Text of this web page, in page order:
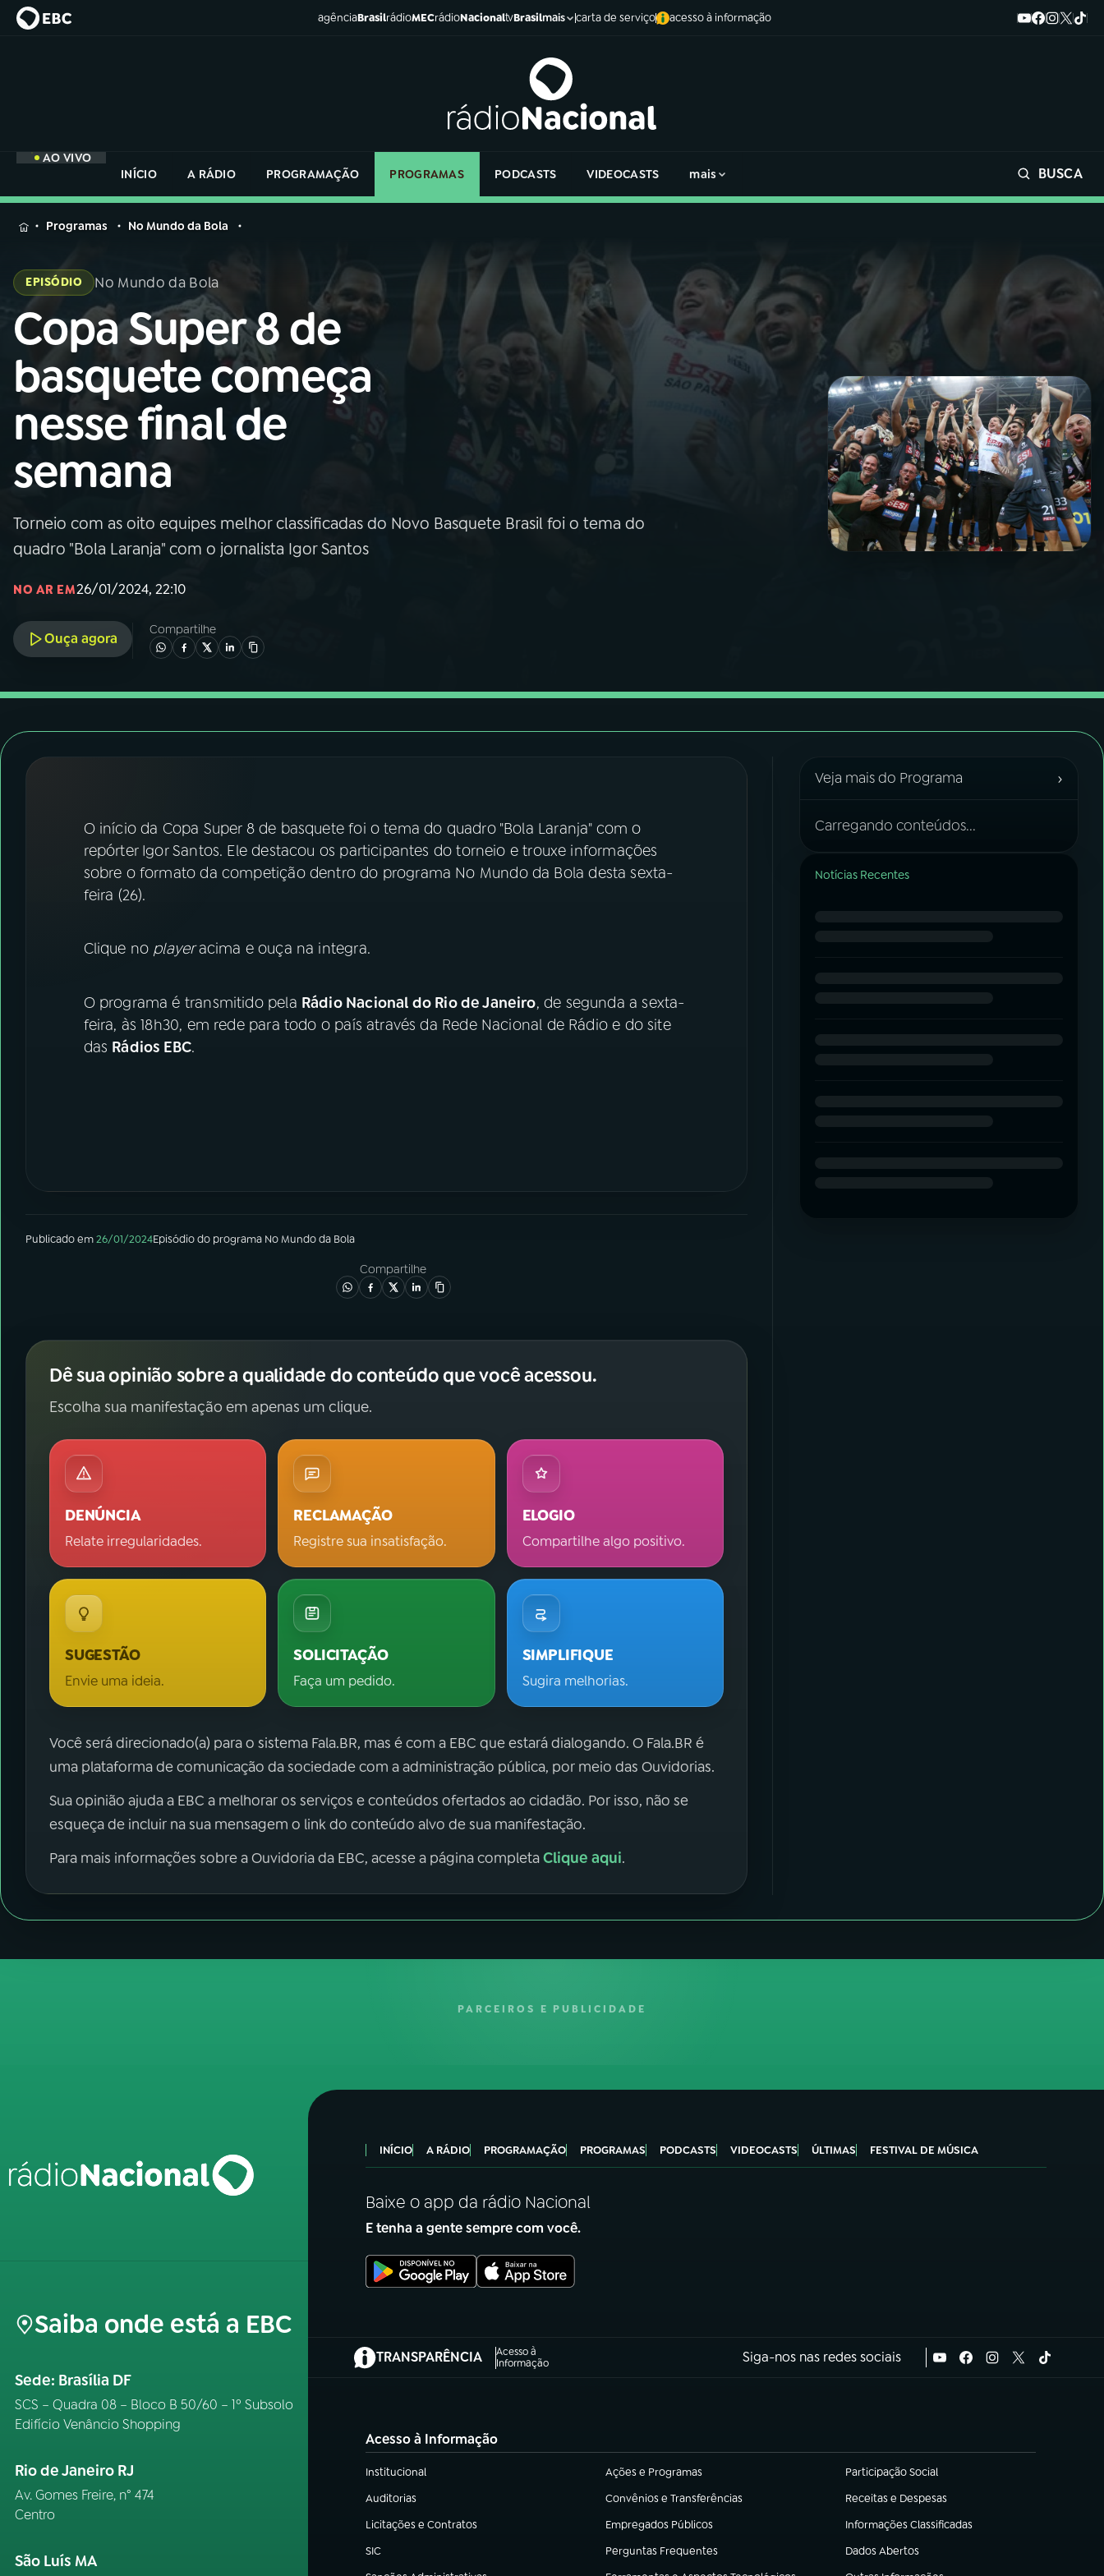
agênciaBrasilrádioMECrádioNacionaltvBrasilmais carta de serviço acesso à informação
AO VIVO
INÍCIO
A RÁDIO PROGRAMAÇÃO PROGRAMAS PODCASTS VIDEOCASTS mais BUSCA
MENU
Buscar
na
Rádio
Nacional
AO VIVO
01 INÍCIO
02 A RÁDIO
03PROGRAMAÇÃO
ACOMPANHE A RÁDIO NACIONAL
YouTube Facebook
na
Rádio
Nacional
Programas No Mundo da Bola
EPISÓDIO No Mundo da Bola
Copa Super 8 de
basquete começa
nesse final de
semana
Torneio com as oito equipes melhor classificadas do Novo Basquete Brasil foi o tema do
quadro "Bola Laranja" com o jornalista Igor Santos
NO AR EM26/01/2024, 22:10
Ouça agora
Compartilhe
O início da Copa Super 8 de basquete foi o tema do quadro "Bola Laranja" com o
repórter Igor Santos. Ele destacou os participantes do torneio e trouxe informações
sobre o formato da competição dentro do programa No Mundo da Bola desta sexta-
feira (26).
Clique no playeracima e ouça na integra.
O programa é transmitido pela Rádio Nacional do Rio de Janeiro, de segunda a sexta-
feira, às 18h30, em rede para todo o país através da Rede Nacional de Rádio e do site
das Rádios EBC.
Publicado em26/01/2024Episódiodo programa No Mundo da Bola
Compartilhe
Dê sua opinião sobre a qualidade do conteúdo que você acessou.
Escolha sua manifestação em apenas um clique.
DENÚNCIA
Relate irregularidades.
RECLAMAÇÃO
Registre sua insatisfação.
ELOGIO
Compartilhe algo positivo.
SUGESTÃO
Envie uma ideia.
SOLICITAÇÃO
Faça um pedido.
SIMPLIFIQUE
Sugira melhorias.
Você será direcionado(a) para o sistema Fala.BR, mas é com a EBC que estará dialogando. O Fala.BR é
uma plataforma de comunicação da sociedade com a administração pública, por meio das Ouvidorias.
Sua opinião ajuda a EBC a melhorar os serviços e conteúdos ofertados ao cidadão. Por isso, não se
esqueça de incluir na sua mensagem o link do conteúdo alvo de sua manifestação.
Para mais informações sobre a Ouvidoria da EBC, acesse a página completaClique aqui.
Veja mais do Programa ›
Carregando conteúdos...
Notícias Recentes
PARCEIROS E PUBLICIDADE
Saiba onde está a EBC
Sede: Brasília DF
SCS – Quadra 08 – Bloco B 50/60 – 1º Subsolo
Edifício Venâncio Shopping
Rio de Janeiro RJ
Av. Gomes Freire, n° 474
Centro
São Luís MA
INÍCIO A RÁDIO PROGRAMAÇÃO PROGRAMAS PODCASTS VIDEOCASTS ÚLTIMAS FESTIVAL DE MÚSICA
Baixe o app da rádio Nacional
E tenha a gente sempre com você.
TRANSPARÊNCIA
Acesso à
Informação
(abre em nova aba) Siga-nos nas redes sociais
Acesso à Informação
Institucional
(abre em nova aba) Ações e Programas
(abre em nova aba) Participação Social
(abre em nova aba)
Auditorias
(abre em nova aba) Convênios e Transferências
(abre em nova aba) Receitas e Despesas
(abre em nova aba)
Licitações e Contratos
(abre em nova aba) Empregados Públicos
(abre em nova aba) Informações Classificadas
(abre em nova aba)
SIC
(abre em nova aba) Perguntas Frequentes
(abre em nova aba) Dados Abertos
(abre em nova aba)